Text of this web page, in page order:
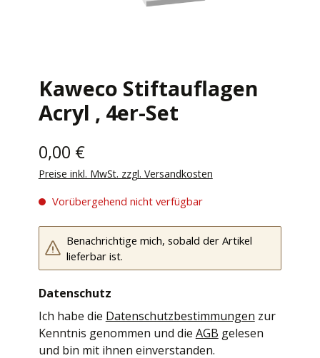
Kaweco Stiftauflagen
Acryl , 4er-Set
0,00 €
Preise inkl. MwSt. zzgl. Versandkosten
Vorübergehend nicht verfügbar
Benachrichtige mich, sobald der Artikel
lieferbar ist.
Datenschutz
Ich habe die Datenschutzbestimmungen zur
Kenntnis genommen und die AGB gelesen
und bin mit ihnen einverstanden.